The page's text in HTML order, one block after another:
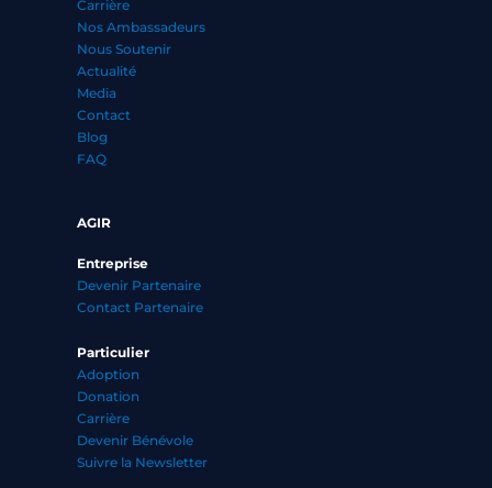
Carrière
Nos Ambassadeurs
Nous Soutenir
Actualité
Media
Contact
Blog
FAQ
AGIR
Entreprise
Devenir Partenaire
Contact Partenaire
Particulier
Adoption
Donation
Carrière
Devenir Bénévole
Suivre la Newsletter